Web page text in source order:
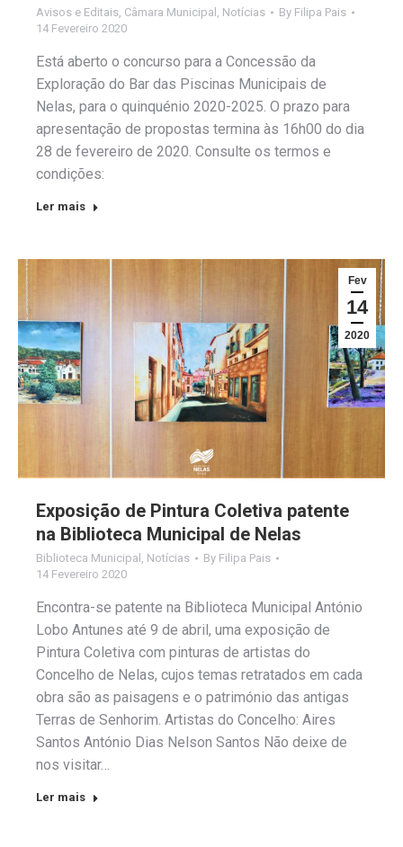
Avisos e Editais Câmara Municipal Notícias By Filipa Pais
14 Fevereiro 2020
Está aberto o concurso para a Concessão da
Exploração do Bar das Piscinas Municipais de
Nelas, para o quinquénio 2020-2025. O prazo para
apresentação de propostas termina às 16h00 do dia
28 de fevereiro de 2020. Consulte os termos e
condições:
Ler mais
Fev
14
2020
Exposição de Pintura Coletiva patente
na Biblioteca Municipal de Nelas
Biblioteca Municipal Notícias By Filipa Pais
14 Fevereiro 2020
Encontra-se patente na Biblioteca Municipal António
Lobo Antunes até 9 de abril, uma exposição de
Pintura Coletiva com pinturas de artistas do
Concelho de Nelas, cujos temas retratados em cada
obra são as paisagens e o património das antigas
Terras de Senhorim. Artistas do Concelho: Aires
Santos António Dias Nelson Santos Não deixe de
nos visitar…
Ler mais